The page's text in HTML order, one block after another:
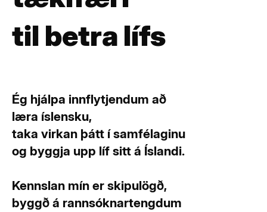
til betra lífs
Ég hjálpa innflytjendum að
læra íslensku,
taka virkan þátt í samfélaginu
og byggja upp líf sitt á Íslandi.
Kennslan mín er skipulögð,
byggð á rannsóknartengdum